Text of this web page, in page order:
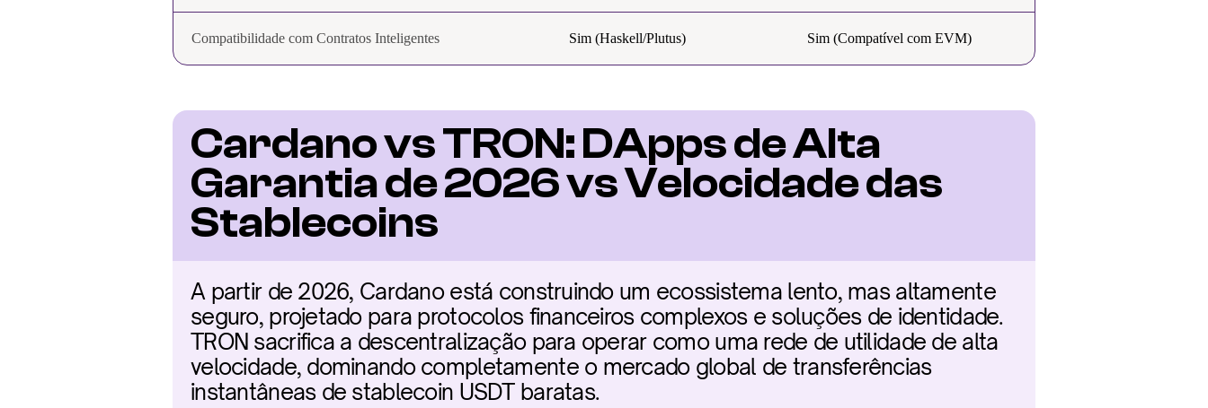
Compatibilidade com Contratos Inteligentes Sim (Haskell/Plutus) Sim (Compatível com EVM)
Cardano vs TRON: DApps de Alta
Garantia de 2026 vs Velocidade das
Stablecoins
A partir de 2026, Cardano está construindo um ecossistema lento, mas altamente
seguro, projetado para protocolos financeiros complexos e soluções de identidade.
TRON sacrifica a descentralização para operar como uma rede de utilidade de alta
velocidade, dominando completamente o mercado global de transferências
instantâneas de stablecoin USDT baratas.